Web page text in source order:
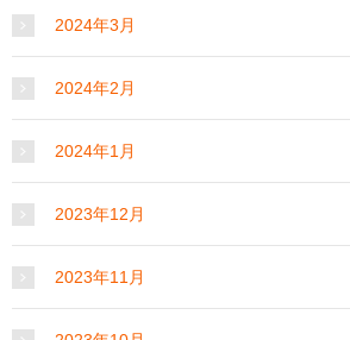
2024年3月
2024年2月
2024年1月
2023年12月
2023年11月